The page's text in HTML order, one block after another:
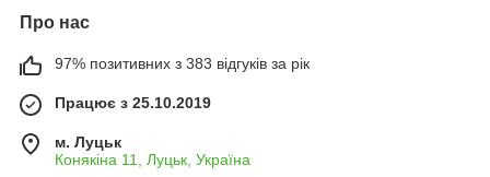
Про нас
97% позитивних з 383 відгуків за рік
Працює з 25.10.2019
м. Луцьк
Конякіна 11, Луцьк, Україна